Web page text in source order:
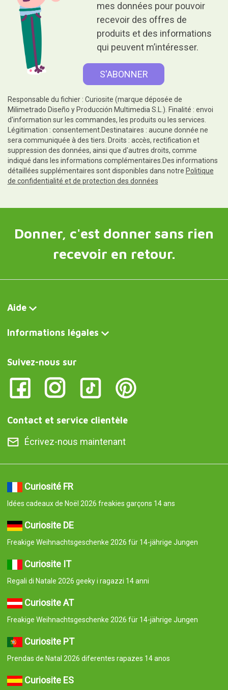
mes données pour pouvoir
recevoir des offres de
produits et des informations
qui peuvent m’intéresser.
Responsable du fichier : Curiosite (marque déposée de
Milimetrado Diseño y Producción Multimedia S.L.). Finalité : envoi
d'information sur les commandes, les produits ou les services.
Légitimation : consentement.Destinataires : aucune donnée ne
sera communiquée à des tiers. Droits : accès, rectification et
suppression des données, ainsi que d'autres droits, comme
indiqué dans les informations complémentaires.Des informations
détaillées supplémentaires sont disponibles dans notre Politique
de confidentialité et de protection des données
Donner, c'est donner sans rien
recevoir en retour.
Aide
Informations légales
Suivez-nous sur
Contact et service clientèle
Écrivez-nous maintenant
Curiosité FR
Idées cadeaux de Noël 2026 freakies garçons 14 ans
Curiosite DE
Freakige Weihnachtsgeschenke 2026 für 14-jährige Jungen
Curiosite IT
Regali di Natale 2026 geeky i ragazzi 14 anni
Curiosite AT
Freakige Weihnachtsgeschenke 2026 für 14-jährige Jungen
Curiosite PT
Prendas de Natal 2026 diferentes rapazes 14 anos
Curiosite ES